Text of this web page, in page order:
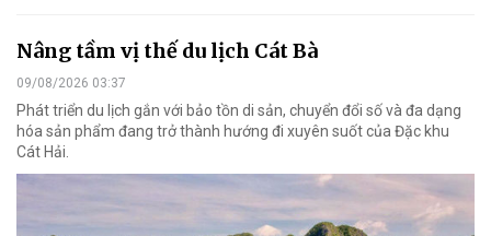
Nâng tầm vị thế du lịch Cát Bà
09/08/2026 03:37
Phát triển du lịch gắn với bảo tồn di sản, chuyển đổi số và đa dạng
hóa sản phẩm đang trở thành hướng đi xuyên suốt của Đặc khu
Cát Hải.